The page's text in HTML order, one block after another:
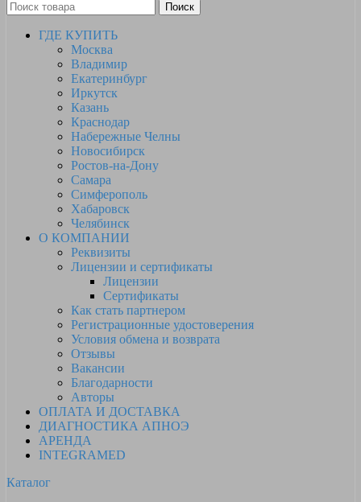
Поиск
ГДЕ КУПИТЬ
Москва
Владимир
Екатеринбург
Иркутск
Казань
Краснодар
Набережные Челны
Новосибирск
Ростов-на-Дону
Самара
Симферополь
Хабаровск
Челябинск
О КОМПАНИИ
Реквизиты
Лицензии и сертификаты
Лицензии
Сертификаты
Как стать партнером
Регистрационные удостоверения
Условия обмена и возврата
Отзывы
Вакансии
Благодарности
Авторы
ОПЛАТА И ДОСТАВКА
ДИАГНОСТИКА АПНОЭ
АРЕНДА
INTEGRAMED
Каталог